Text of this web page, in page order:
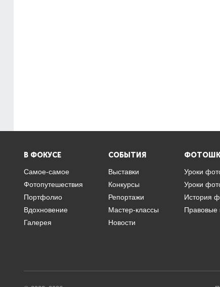
В ФОКУСЕ
Самое-самое
Фотопутешествия
Портфолио
Вдохновение
Галерея
СОБЫТИЯ
Выставки
Конкурсы
Репортажи
Мастер-классы
Новости
Уроки
Уроки
История
Правовые